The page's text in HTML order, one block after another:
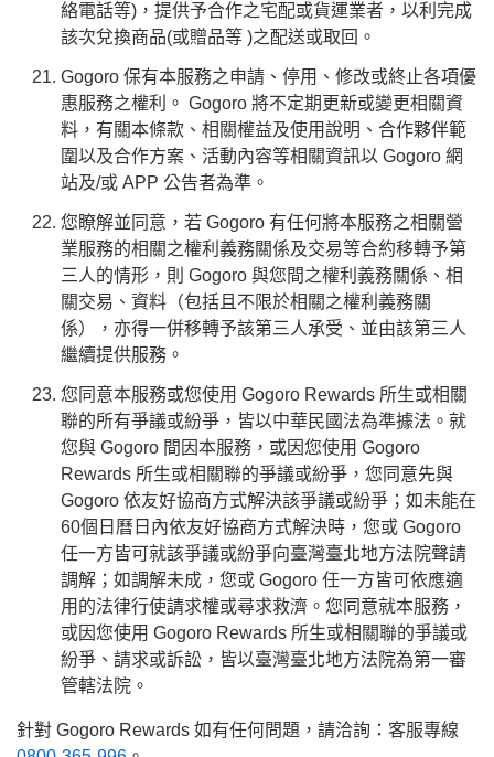
絡電話等)，提供予合作之宅配或貨運業者，以利完成
該次兌換商品(或贈品等 )之配送或取回。
Gogoro 保有本服務之申請、停用、修改或終止各項優
惠服務之權利。 Gogoro 將不定期更新或變更相關資
料，有關本條款、相關權益及使用說明、合作夥伴範
圍以及合作方案、活動內容等相關資訊以 Gogoro 網
站及/或 APP 公告者為準。
您瞭解並同意，若 Gogoro 有任何將本服務之相關營
業服務的相關之權利義務關係及交易等合約移轉予第
三人的情形，則 Gogoro 與您間之權利義務關係、相
關交易、資料（包括且不限於相關之權利義務關
係），亦得一併移轉予該第三人承受、並由該第三人
繼續提供服務。
您同意本服務或您使用 Gogoro Rewards 所生或相關
聯的所有爭議或紛爭，皆以中華民國法為準據法。就
您與 Gogoro 間因本服務，或因您使用 Gogoro
Rewards 所生或相關聯的爭議或紛爭，您同意先與
Gogoro 依友好協商方式解決該爭議或紛爭；如未能在
60個日曆日內依友好協商方式解決時，您或 Gogoro
任一方皆可就該爭議或紛爭向臺灣臺北地方法院聲請
調解；如調解未成，您或 Gogoro 任一方皆可依應適
用的法律行使請求權或尋求救濟。您同意就本服務，
或因您使用 Gogoro Rewards 所生或相關聯的爭議或
紛爭、請求或訴訟，皆以臺灣臺北地方法院為第一審
管轄法院。
針對 Gogoro Rewards 如有任何問題，請洽詢：客服專線